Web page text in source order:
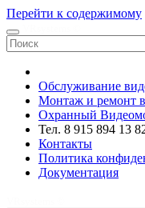
Перейти к содержимому
Обслуживание
Монтаж и ремонт
Охранный
Тел. 8 915 894 13
Контакты
Политика
Документация